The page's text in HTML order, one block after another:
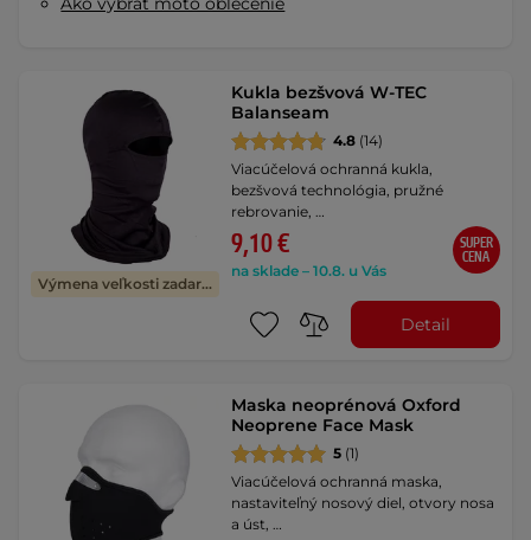
Výmena veľkosti zadarmo
Kukla bezšvová W-TEC
Balanseam
4.8 (14)
Viacúčelová ochranná kukla,
bezšvová technológia, pružné
rebrovanie, …
9,10 €
na sklade – 10.8. u Vás
SUPER
CENA
Detail
Maska neoprénová Oxford
Neoprene Face Mask
5 (1)
Viacúčelová ochranná maska,
nastaviteľný nosový diel, otvory nosa
a úst, …